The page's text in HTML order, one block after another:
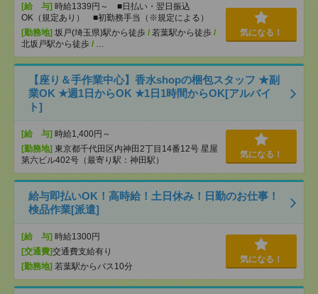
[給 与] 時給1339円～ ■日払い・翌日振込
OK（規定あり） ■初勤務手当（※規定による）
[勤務地] 坂戸(埼玉県)駅から徒歩 / 若葉駅から徒歩 /
北坂戸駅から徒歩 / …
気になる！
【座り＆手作業中心】香水shopの梱包スタッフ ★副
業OK ★週1日からOK ★1日1時間からOK[アルバイ
ト]
[給 与] 時給1,400円～
[勤務地] 東京都千代田区内神田2丁目14番12号 星屋
第六ビル402号（最寄り駅：神田駅）
気になる！
給与即払いOK！高時給！土日休み！日勤のお仕事！
検品作業[派遣]
[給 与] 時給1300円
[交通費]交通費支給有り
[勤務地] 若葉駅からバス10分
気になる！